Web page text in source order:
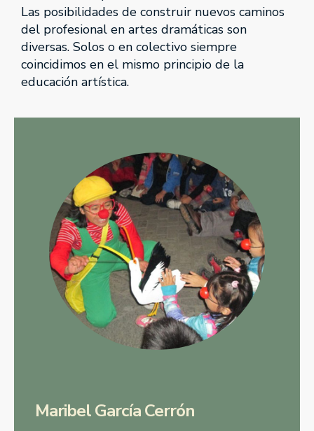
Las posibilidades de construir nuevos caminos
del profesional en artes dramáticas son
diversas. Solos o en colectivo siempre
coincidimos en el mismo principio de la
educación artística.
Maribel García Cerrón